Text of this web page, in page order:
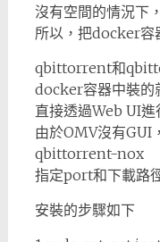
沒有空間的情況下
所以，把docker容
qbittorrent和
docker容器中裝
直接透過Web UI進
由於OMV沒有
qbittorrent-nox
指定port和下載路
安裝的步驟如下